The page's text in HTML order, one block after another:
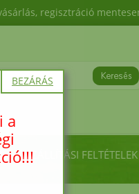
regisztráció
SZÁLLÍTÁSI FELTÉTELEK
BEZÁRÁS
a